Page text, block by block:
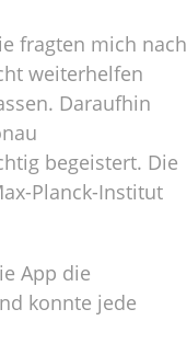
fragten mich nach
weiterhelfen
Daraufhin
begeistert. Die
Planck-Institut
App die
konnte jede